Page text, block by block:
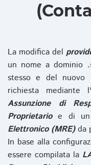
La modifica del
un nome a dominio
stesso e del nuovo
richiesta
Assunzione di
Proprietarioe di un
Elettronico (MRE)da
In base alla
essere compilata la